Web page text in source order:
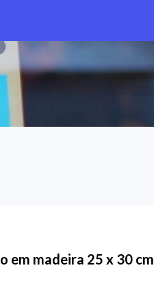
em madeira 25 x 30 cm